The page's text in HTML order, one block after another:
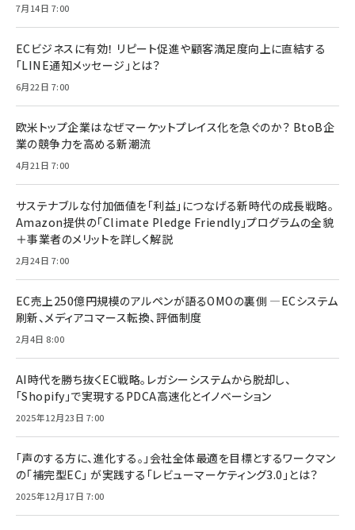
7月14日 7:00
ECビジネスに有効！ リピート促進や顧客満足度向上に直結する
「LINE通知メッセージ」とは？
6月22日 7:00
欧米トップ企業はなぜマーケットプレイス化を急ぐのか？ BtoB企
業の競争力を高める新潮流
4月21日 7:00
サステナブルな付加価値を「利益」につなげる新時代の成長戦略。
Amazon提供の「Climate Pledge Friendly」プログラムの全貌
＋事業者のメリットを詳しく解説
2月24日 7:00
EC売上250億円規模のアルペンが語るOMOの裏側 ―ECシステム
刷新、メディアコマース転換、評価制度
2月4日 8:00
AI時代を勝ち抜くEC戦略。レガシーシステムから脱却し、
「Shopify」で実現するPDCA高速化とイノベーション
2025年12月23日 7:00
「声のする方に、進化する。」会社全体最適を目標とするワークマン
の「補完型EC」 が実践する「レビューマーケティング3.0」とは？
2025年12月17日 7:00